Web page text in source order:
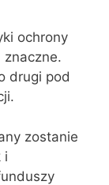
ochrony
drugi pod
zostanie
i